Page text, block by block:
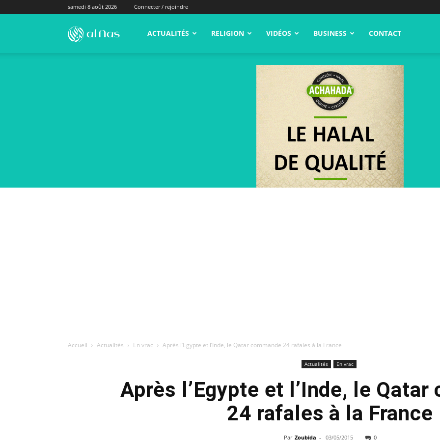
samedi 8 août 2026 Connecter / rejoindre
alNas.fr ACTUALITÉS RELIGION VIDÉOS BUSINESS CONTACT
Accueil Actualités En vrac Après l’Egypte et l’Inde, le Qatar commande 24 rafales à la France
Actualités En vrac
Après l’Egypte et l’Inde, le Qatar
24 rafales à la France
Par Zoubida - 03/05/2015 0